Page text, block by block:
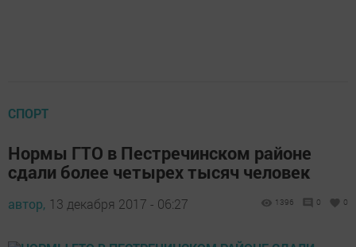
СПОРТ
Нормы ГТО в Пестречинском районе
сдали более четырех тысяч человек
автор, 13 декабря 2017 - 06:27 1396 0 0